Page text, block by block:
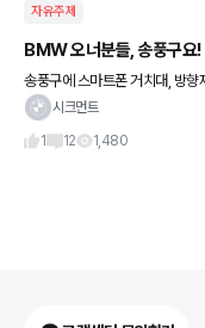
자유주제
BMW 오너분들, 송풍구요!
송풍구에 스마트폰 거치대, 방향
비도 100만원 대라는데 혹시 간
시크먼트
1
12 1,480